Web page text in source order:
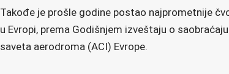
Takođe je prošle godine postao najprometnije
u Evropi, prema Godišnjem izveštaju o
saveta aerodroma (ACI) Evrope.